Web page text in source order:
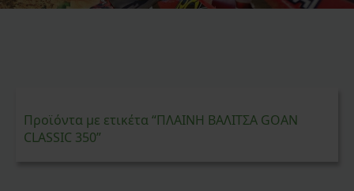
Προϊόντα με ετικέτα “ΠΛΑΙΝΗ ΒΑΛΙΤΣΑ GOAN
CLASSIC 350”